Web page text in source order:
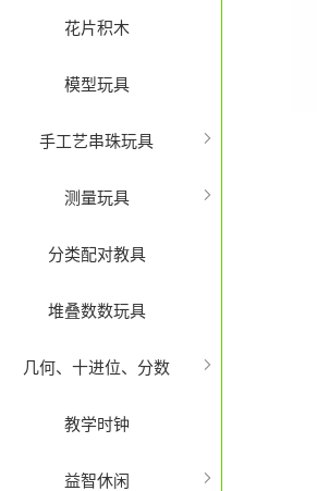
花片积木
模型玩具
手工艺串珠玩具
测量玩具
分类配对教具
堆叠数数玩具
几何、十进位、分数
教学时钟
益智休闲